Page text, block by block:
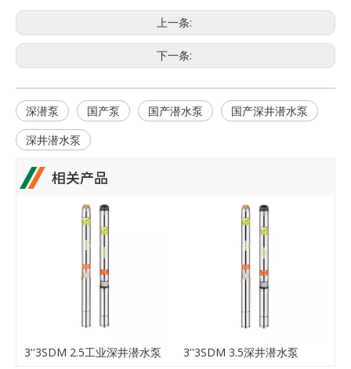
上一条:
下一条:
深潜泵 国产泵 国产潜水泵
国产深井潜水泵
深井潜水泵
相关产品
3''3SDM 2.5工业深井潜水泵 3''3SDM 3.5深井潜水泵